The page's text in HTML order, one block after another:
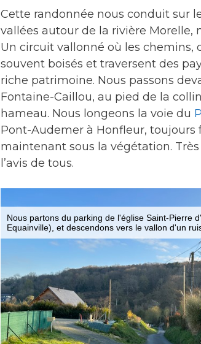
Cette randonnée nous conduit sur
vallées autour de la rivière Morelle,
Un circuit vallonné où les chemins,
souvent boisés et traversent des
riche patrimoine. Nous passons
Fontaine-Caillou, au pied de la
hameau. Nous longeons la voie du
Pont-Audemer à Honfleur, toujours
maintenant sous la végétation.
l’avis de tous.